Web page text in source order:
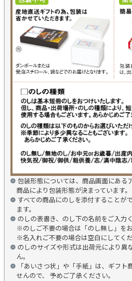
包装形態については、商品画面にある
商品により包装形態が決まっています。
すべての商品にのしを添付することが
ます。
のしの表書き、のし下の名前をご入力
※のしご不要の場合は「のし無し」をお
※名入れご不要の場合は空白にしてくだ
のしのサイズや形式は出荷元により異
ん。
「あいさつ状」や「手紙」は、ギフ
せんので、 予めご了承ください。